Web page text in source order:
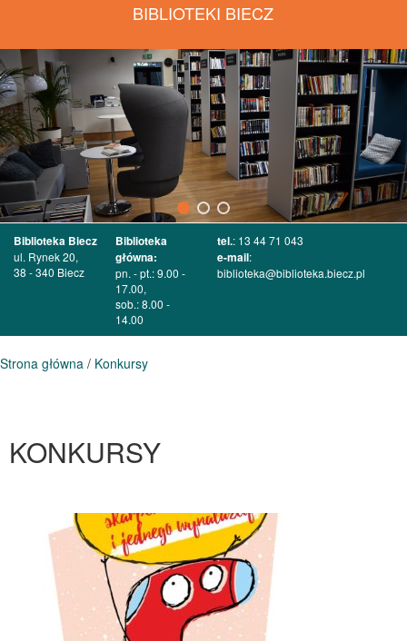
BIBLIOTEKI BIECZ
Biblioteka Biecz
ul. Rynek 20,
38 - 340 Biecz
Biblioteka
główna:
pn. - pt.: 9.00 -
17.00,
sob.: 8.00 -
14.00
tel.: 13 44 71 043
e-mail:
biblioteka@biblioteka.biecz.pl
Strona główna / Konkursy
KONKURSY